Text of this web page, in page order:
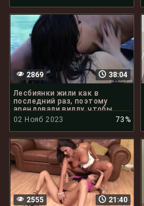
38:04
2869
Лесбиянки жили как в
последний раз, поэтому
арендовали виллу, чтобы
полизать писю
02 Нояб 2023 73%
21:40
2555